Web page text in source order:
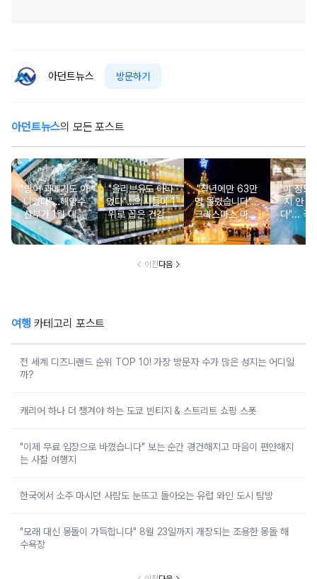
아던트뉴스 방문하기
아던트뉴스의 모든 포스트
"방어·과메기도 아
니었다"…해양수
산부가 1월 대표
보양식으로 선정
한 의외의 '수산물'
"올리브유도 아니
었다"…의사들이 1
위로 꼽은 건강에
좋은 이 '오일' 대
체 뭐길래
"작년에만 63만
명 몰렸습니다"...
크리스마스 마켓·
봄꽃 돔 등 이색
무료 축제
"이 정도
지 안 가
다"... 국
00% 자
천
이전다음
여행 카테고리 포스트
전 세계 디즈니랜드 순위 TOP 10! 가장 방문자 수가 많은 성지는 어디일
까?
캐리어 하나 더 챙겨야 하는 도쿄 빈티지 & 스트리트 쇼핑 스폿
"이제 무료 입장으로 바꼈습니다" 보는 순간 경건해지고 마음이 편안해지
는 사찰 여행지
한국에서 소주 마시던 사람도 눈뜨고 돌아오는 유럽 와인 도시 탐방
"모래 대신 몽돌이 가득합니다" 8월 23일까지 개장되는 조용한 몽돌 해
수욕장